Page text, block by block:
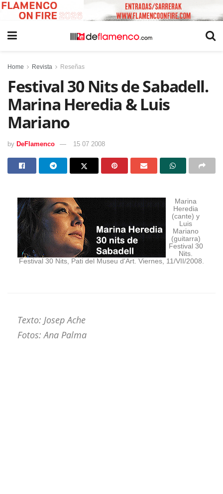
Home Revista Reseñas
Festival 30 Nits de Sabadell.
Marina Heredia & Luis
Mariano
by DeFlamenco 15 07 2008
Marina
Heredia
(cante) y
Luis
Mariano
(guitarra)
Festival 30
Nits.
Festival 30 Nits, Pati del Museu d'Art. Viernes, 11/VII/2008.
Texto: Josep Ache
Fotos: Ana Palma